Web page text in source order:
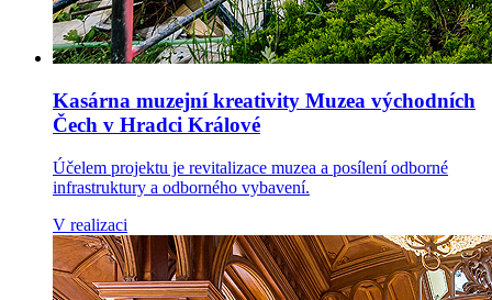
Kasárna muzejní kreativity Muzea východních
Čech v Hradci Králové
Účelem projektu je revitalizace muzea a posílení odborné
infrastruktury a odborného vybavení.
V realizaci